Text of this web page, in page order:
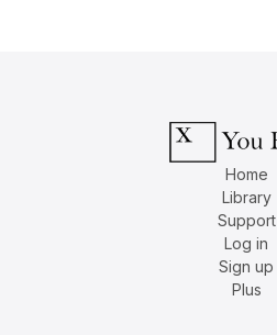
Home
Library
Support
Log in
Sign up
Plus